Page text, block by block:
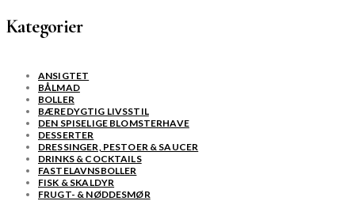
Kategorier
ANSIGTET
BÅLMAD
BOLLER
BÆREDYGTIG LIVSSTIL
DEN SPISELIGE BLOMSTERHAVE
DESSERTER
DRESSINGER, PESTOER & SAUCER
DRINKS & COCKTAILS
FASTELAVNSBOLLER
FISK & SKALDYR
FRUGT- & NØDDESMØR